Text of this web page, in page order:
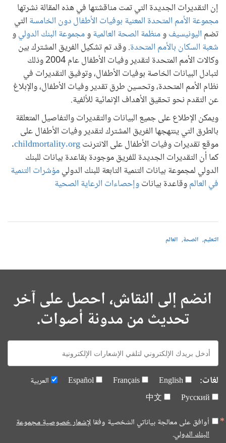
إن التقديرات الجديدة التي تمت مناقشتها في هذه المقالة نشرتها
مجموعة الأمم المتحدة المعنية بوفيات الأطفال دون الخامسة التي
تضم اليونيسيفومنظمة الصحة العالميةومجموعة البنك الدوليو
شعبة السكان بالأمم المتحدة. وقد تم تشكيل الفريق المشترك بين
وكالات الأمم المتحدة لتقدير وفيات الأطفال عام 2004 وذلك
لتبادل البيانات الخاصة بوفيات الأطفال، وتوفيق التقديرات في
نظام الأمم المتحدة، وتحسين طرق تقدير وفيات الأطفال، والإبلاغ
عن التقدم نحو تحقيق الأهداف الإنمائية للألفية.
ويمكن الإطلاع على جميع البيانات والتقديرات والتفاصيل المتعلقة
بالطرق التي ينتهجها الفريق المشترك لتقدير وفيات الأطفال على
موقع تقديرات وفيات الأطفال على الانترنتchildmortality.org
.
كما أن التقديرات الجديدة للفريق موجودة بقاعدة بيانات للبنك
الدولي لمجموعة بيانات التنمية التابعة للبنك الدوليمؤشرات التنمية
في العالموقاعدة بياناتوإحصاءات الرعاية الصحية
التعليم الصحة العالم
انضم إلى النقاش، احصل على آخر
تحديث من مدونة أصوات.
E-
mail:
لغات: English
Français
Español
العربية
Русский
中文
أوافق على معالجة بياناتي الشخصية وفقالإشعار خصوصية مجموعة
البنك الدولي.